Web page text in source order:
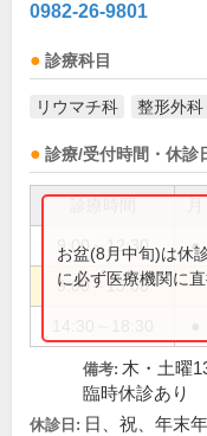
0982-26-9801
診療科目
リウマチ科 整形外科
診療/受付時間・休診
9:00～12:30 ●
9:00～13:00
お盆(8月中旬)は休
に必ず医療機関に
備考: 木・土曜
臨時休診あり
休診日: 日、祝、年末